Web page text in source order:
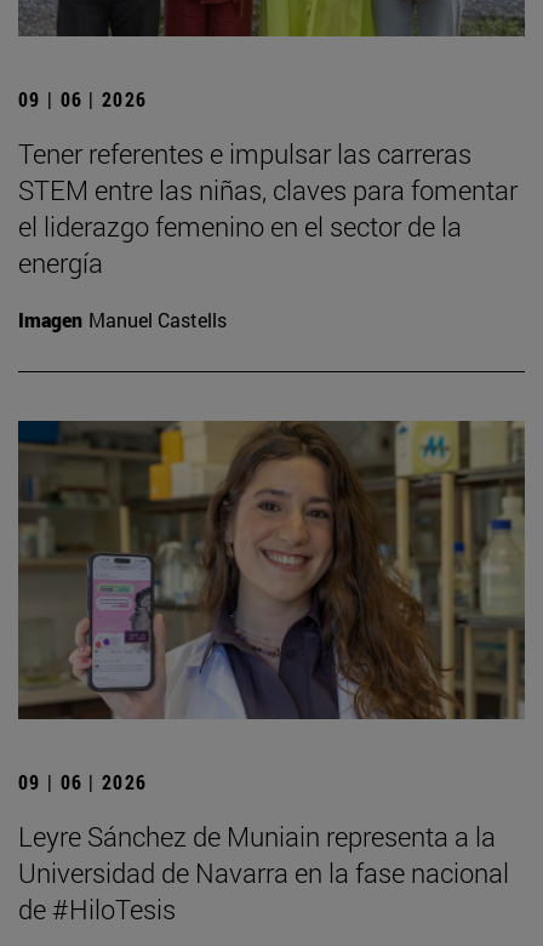
09 | 06 | 2026
Tener referentes e impulsar las carreras
STEM entre las niñas, claves para fomentar
el liderazgo femenino en el sector de la
energía
Imagen Manuel Castells
09 | 06 | 2026
Leyre Sánchez de Muniain representa a la
Universidad de Navarra en la fase nacional
de #HiloTesis